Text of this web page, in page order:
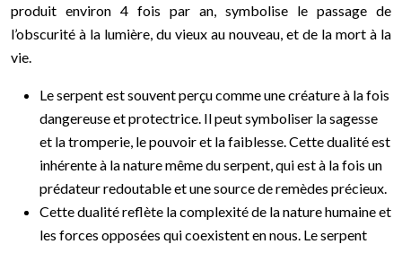
produit environ 4 fois par an, symbolise le passage de
l’obscurité à la lumière, du vieux au nouveau, et de la mort à la
vie.
Le serpent est souvent perçu comme une créature à la fois
dangereuse et protectrice. Il peut symboliser la sagesse
et la tromperie, le pouvoir et la faiblesse. Cette dualité est
inhérente à la nature même du serpent, qui est à la fois un
prédateur redoutable et une source de remèdes précieux.
Cette dualité reflète la complexité de la nature humaine et
les forces opposées qui coexistent en nous. Le serpent